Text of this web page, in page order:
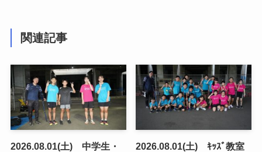
関連記事
2026.08.01(土) 中学生・
2026.08.01(土) ｷｯｽﾞ教室